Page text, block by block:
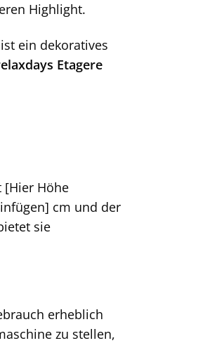
Highlight.
ein dekoratives
Etagere
[Hier Höhe
cm und der
sie
erheblich
zu stellen,